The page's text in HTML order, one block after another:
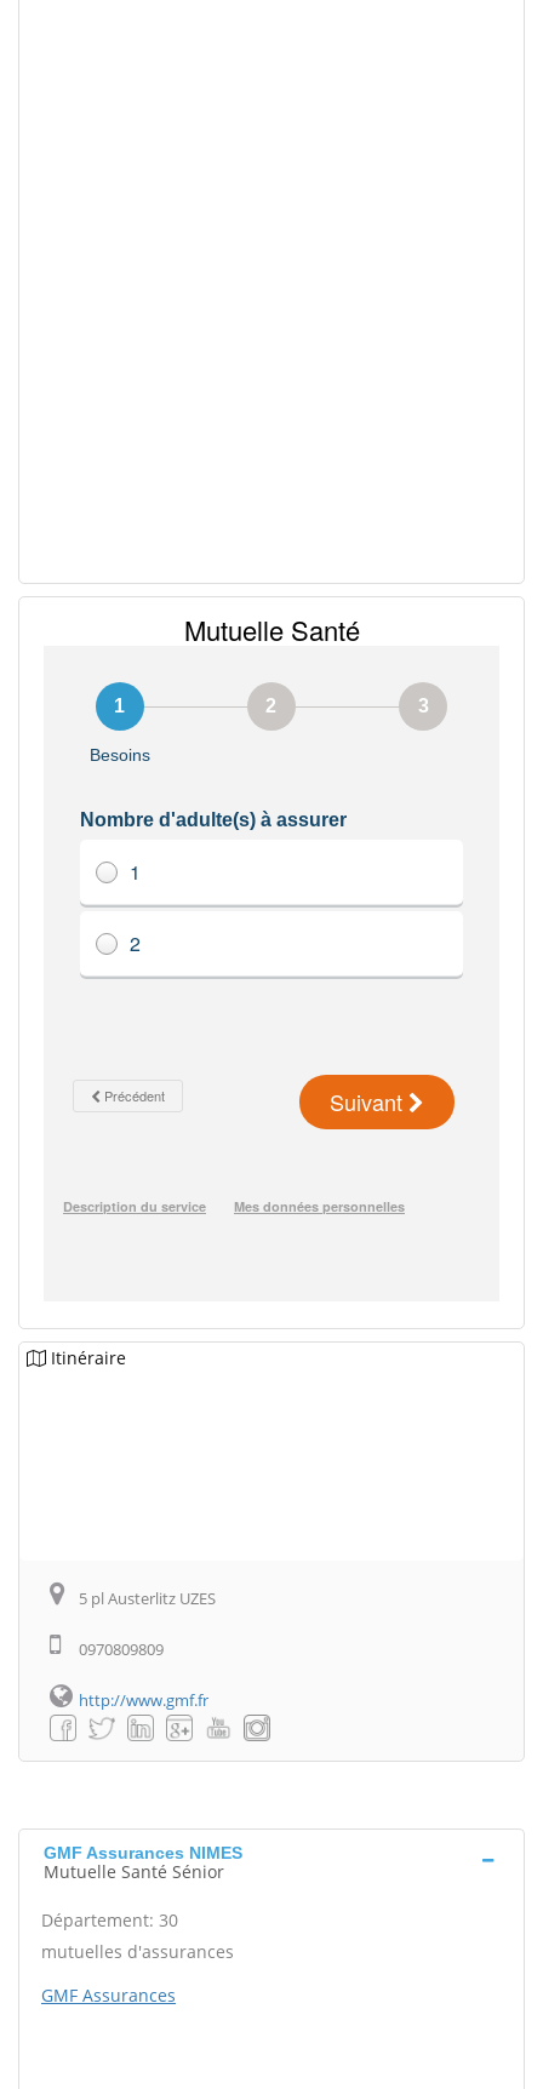
Itinéraire
5 pl Austerlitz UZES
0970809809
http://www.gmf.fr
GMF Assurances NIMES
Mutuelle Santé Sénior
Département: 30
mutuelles d'assurances
GMF Assurances